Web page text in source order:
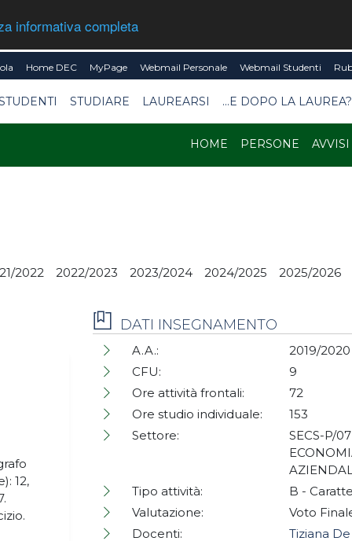
informativa completa
Home DEC MyPage Webmail Personale Webmail Studenti
STUDIARE LAUREARSI ...E DOPO LA LAUREA?
HOME PERSONE AVVISI
2022 2022/2023 2023/2024 2024/2025 2025/2026
12,
DATI INSEGNAMENTO
A.A.:
2019/2020
CFU:
9
Ore attività frontali:
72
Ore studio individuale:
153
Settore:
SECS-P/
Tipo attività:
B -
Valutazione:
Voto
Docenti:
Tiziana